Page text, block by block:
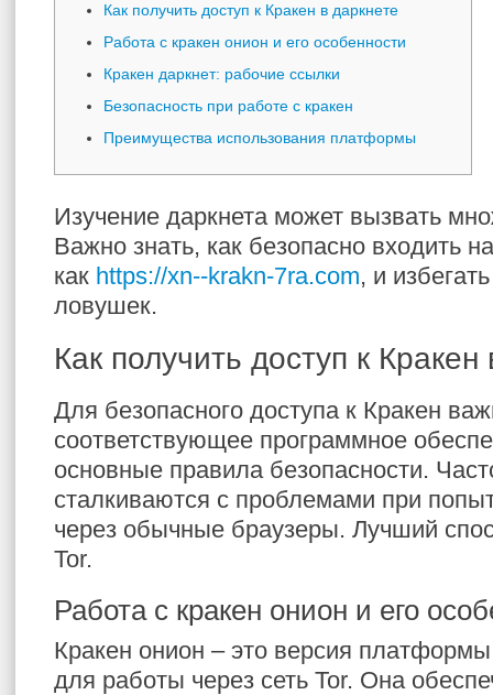
Как получить доступ к Кракен в даркнете
Работа с кракен онион и его особенности
Кракен даркнет: рабочие ссылки
Безопасность при работе с кракен
Преимущества использования платформы
Изучение даркнета может вызвать
Важно знать, как безопасно входить
как https://xn--krakn-7ra.com, и
ловушек.
Как получить доступ к Кракен
Для безопасного доступа к Кракен
соответствующее программное
основные правила безопасности.
сталкиваются с проблемами при
через обычные браузеры. Лучший
Tor.
Работа с кракен онион и его
Кракен онион – это версия
для работы через сеть Tor. Она